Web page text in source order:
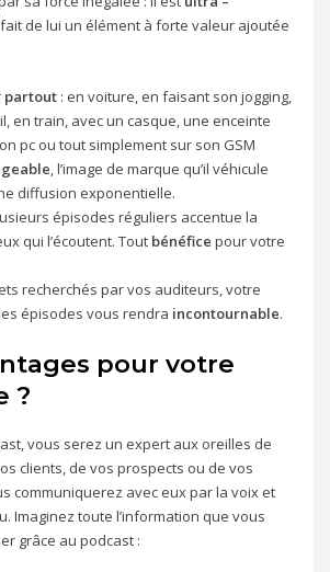
fait de lui un élément à forte valeur ajoutée
partout: en voiture, en faisant son jogging,
en train, avec un casque, une enceinte
pc ou tout simplement sur son GSM
, l’image de marque qu’il véhicule
diffusion exponentielle.
épisodes réguliers accentue la
qui l’écoutent. Tout bénéfice pour votre
recherchés par vos auditeurs, votre
épisodes vous rendra incontournable.
pour votre
?
vous serez un expert aux oreilles de
clients, de vos prospects ou de vos
communiquerez avec eux par la voix et
Imaginez toute l’information que vous
grâce au podcast :